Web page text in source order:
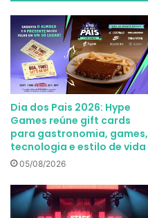
Dia dos Pais 2026: Hype
Games reúne gift cards
para gastronomia, games,
tecnologia e estilo de vida
05/08/2026